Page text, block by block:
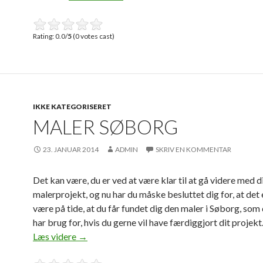
Rating: 0.0/5(0 votes cast)
IKKE KATEGORISERET
MALER SØBORG
23. JANUAR 2014 ADMIN SKRIV EN KOMMENTAR
Det kan være, du er ved at være klar til at gå videre med
malerprojekt, og nu har du måske besluttet dig for, at det
være på tide, at du får fundet dig den maler i Søborg, som
har brug for, hvis du gerne vil have færdiggjort dit projekt.
Læs videre maler Søborg
→